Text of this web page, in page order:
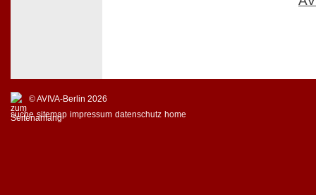
© AVIVA-Berlin 2026
suche sitemap impressum datenschutz home